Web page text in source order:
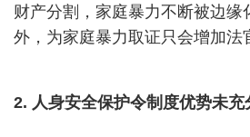
财产分割，家庭暴力不断被边缘
外，为家庭暴力取证只会增加法
2. 人身安全保护令制度优势未充